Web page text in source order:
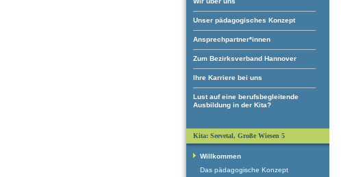
Unser pädagogisches Konzept
Ansprechpartner*innen
Zum Bezirksverband Hannover
Ihre Karriere bei uns
Lust auf eine berufsbegleitende
Ausbildung in der Kita?
Kita: Seevetal, Große Wiesen 5
Willkommen
Das pädagogische Konzept